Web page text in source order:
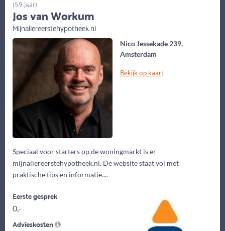
Nico Jessekade 239,
Amsterdam
Bekijk op kaart
Speciaal voor starters op de woningmarkt is er
mijnallereerstehypotheek.nl. De website staat vol met
praktische tips en informatie....
(59 jaar)
Jos van Workum
Mijnallereerstehypotheek.nl
Eerste gesprek
0,-
Advieskosten